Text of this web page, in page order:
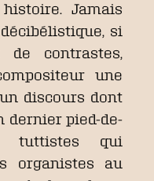
Jamais
si
de contrastes,
une
discours dont
dernier pied-de-
tuttistes qui
organistes au